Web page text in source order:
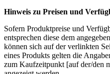
Hinweis zu Preisen und
Sofern Produktpreise und
entsprechen diese dem
können sich auf der verlinkten
eines Produkts gelten die
zum Kaufzeitpunkt [auf der/den